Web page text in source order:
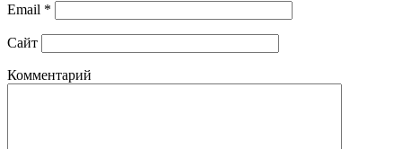
Email *
Сайт
Комментарий